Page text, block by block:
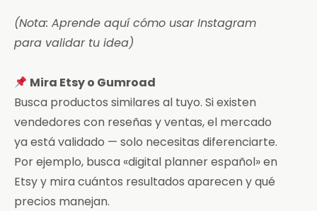
(Nota: Aprende aquí cómo usar Instagram
para validar tu idea)
Mira Etsy o Gumroad
Busca productos similares al tuyo. Si existen
vendedores con reseñas y ventas, el mercado
ya está validado — solo necesitas diferenciarte.
Por ejemplo, busca «digital planner español» en
Etsy y mira cuántos resultados aparecen y qué
precios manejan.